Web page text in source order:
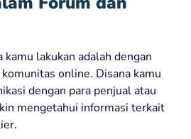
kamu lakukan adalah dengan
online. Disana kamu
dengan para penjual atau
mengetahui informasi terkait